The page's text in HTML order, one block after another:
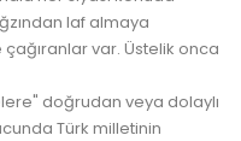
laf almaya
var. Üstelik onca
doğrudan veya dolaylı
Türk milletinin